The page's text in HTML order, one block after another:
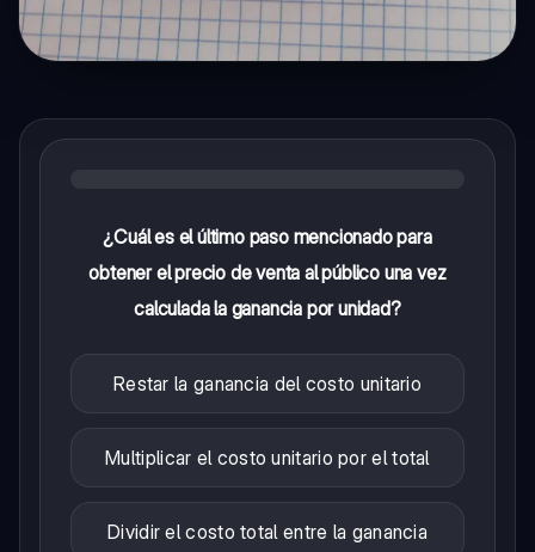
¿Cuál es el último paso mencionado para
obtener el precio de venta al público una vez
calculada la ganancia por unidad?
Restar la ganancia del costo unitario
Multiplicar el costo unitario por el total
Dividir el costo total entre la ganancia